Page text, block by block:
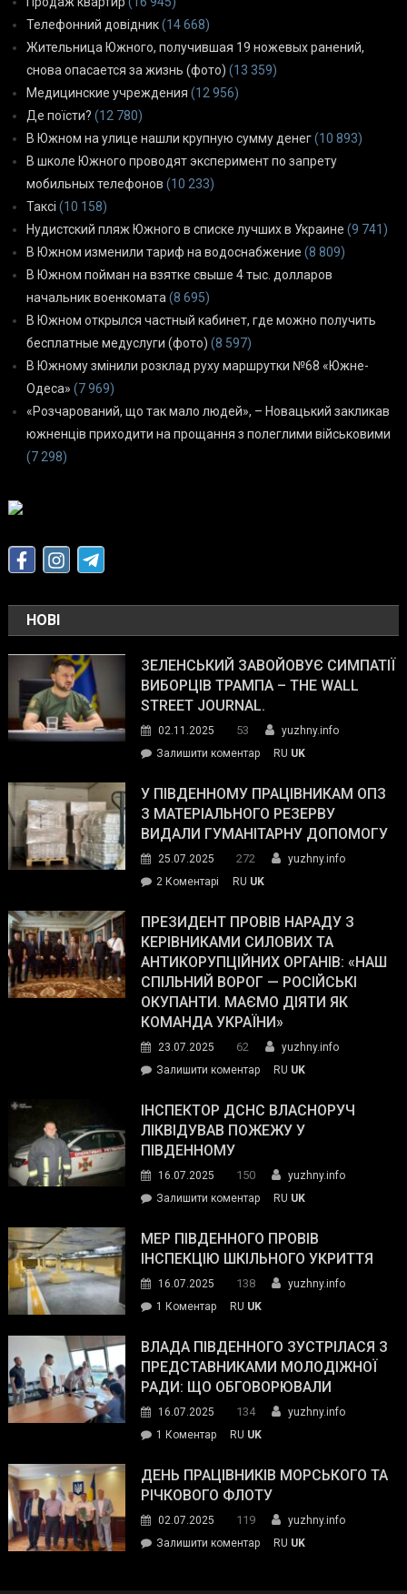
Телефонний довідник(14 668)
Жительница Южного, получившая 19 ножевых ранений,
снова опасается за жизнь (фото) (13 359)
Медицинские учреждения (12 956)
Де поїсти? (12 780)
В Южном на улице нашли крупную сумму денег(10 893)
В школе Южного проводят эксперимент по запрету
мобильных телефонов (10 233)
Таксі (10 158)
Нудистский пляж Южного в списке лучших в Украине (9 741)
В Южном изменили тариф на водоснабжение (8 809)
В Южном пойман на взятке свыше 4 тыс. долларов
начальник военкомата (8 695)
В Южном открылся частный кабинет, где можно получить
бесплатные медуслуги (фото) (8 597)
В Южному змінили розклад руху маршрутки №68 «Южне-
Одеса» (7 969)
«Розчарований, що так мало людей», – Новацький закликав
южненців приходити на прощання з полеглими військовими
(7 298)
НОВІ
ЗЕЛЕНСЬКИЙ ЗАВОЙОВУЄ СИМПАТІЇ
ВИБОРЦІВ ТРАМПА – THE WALL
STREET JOURNAL.
02.11.2025 53
yuzhny.info
Залишити коментарon
завойовує
симпатії
виборців
The
Street
Journal.
RU UK
У ПІВДЕННОМУ ПРАЦІВНИКАМ ОПЗ
З МАТЕРІАЛЬНОГО РЕЗЕРВУ
ВИДАЛИ ГУМАНІТАРНУ ДОПОМОГУ
25.07.2025 272
yuzhny.info
2 Коментарі
Південному
працівникам
ОПЗ
з
матеріального
резерву
гуманітарну
допомогу
RU UK
ПРЕЗИДЕНТ ПРОВІВ НАРАДУ З
КЕРІВНИКАМИ СИЛОВИХ ТА
АНТИКОРУПЦІЙНИХ ОРГАНІВ: «НАШ
СПІЛЬНИЙ ВОРОГ — РОСІЙСЬКІ
ОКУПАНТИ. МАЄМО ДІЯТИ ЯК
КОМАНДА УКРАЇНИ»
23.07.2025 62
yuzhny.info
Залишити коментарon
провів
нараду
силових
та
органів:
«Наш
спільний
окупанти.
Маємо
діяти
команда
RU UK
ІНСПЕКТОР ДСНС ВЛАСНОРУЧ
ЛІКВІДУВАВ ПОЖЕЖУ У
ПІВДЕННОМУ
16.07.2025 150
yuzhny.info
Залишити коментарon
ДСНС
власноруч
пожежу
у
RU UK
МЕР ПІВДЕННОГО ПРОВІВ
ІНСПЕКЦІЮ ШКІЛЬНОГО УКРИТТЯ
16.07.2025 138
yuzhny.info
1 Коментардо
Південного
провів
інспекцію
укриття
RU UK
ВЛАДА ПІВДЕННОГО ЗУСТРІЛАСЯ З
ПРЕДСТАВНИКАМИ МОЛОДІЖНОЇ
РАДИ: ЩО ОБГОВОРЮВАЛИ
16.07.2025 134
yuzhny.info
1 Коментардо
Південного
зустрілася
представниками
молодіжної
RU UK
ДЕНЬ ПРАЦІВНИКІВ МОРСЬКОГО ТА
РІЧКОВОГО ФЛОТУ
02.07.2025 119
yuzhny.info
Залишити коментарon
RU UK